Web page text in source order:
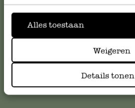
Alles toestaan
Weigeren
Details tonen
meestgestelde vragen.
Online Klantenservice